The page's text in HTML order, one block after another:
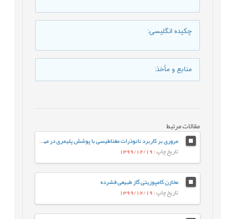
چکیده انگلیسی:
منابع و مأخذ:
مقالات مرتبط
مروری بر کاربرد نانوذرات مغناطیسی با پوشش پلیمری در مهندسی بافت
تاریخ چاپ: 1399/12/19
مخازن کامپوزیتی گاز طبیعی فشرده
تاریخ چاپ: 1399/12/19